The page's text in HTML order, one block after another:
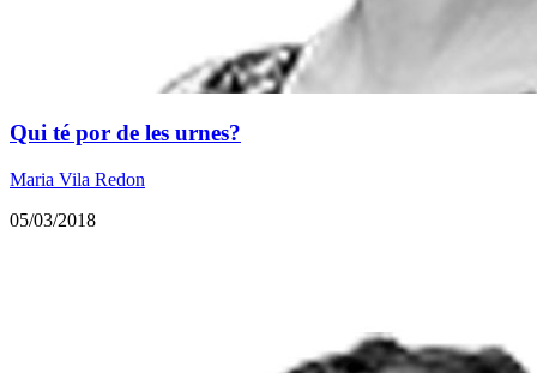
Qui té por de les urnes?
Maria Vila Redon
05/03/2018